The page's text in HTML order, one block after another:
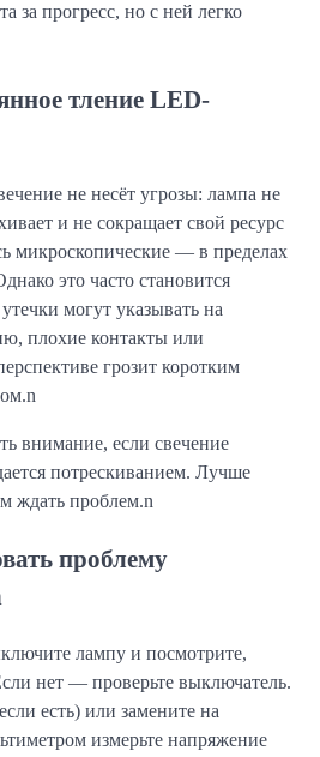
за прогресс, но с ней легко
тление LED-
не несёт угрозы: лампа не
и не сокращает свой ресурс
микроскопические — в пределах
это часто становится
могут указывать на
плохие контакты или
грозит коротким
внимание, если свечение
потрескиванием. Лучше
ждать проблем.n
проблему
лампу и посмотрите,
нет — проверьте выключатель.
есть) или замените на
измерьте напряжение